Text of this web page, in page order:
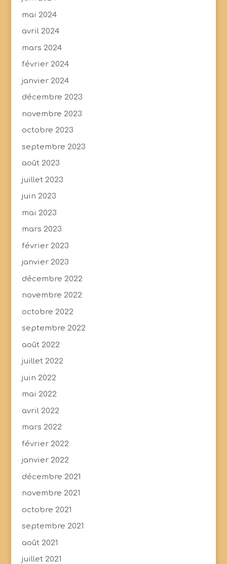
mai 2024
avril 2024
mars 2024
février 2024
janvier 2024
décembre 2023
novembre 2023
octobre 2023
septembre 2023
août 2023
juillet 2023
juin 2023
mai 2023
mars 2023
février 2023
janvier 2023
décembre 2022
novembre 2022
octobre 2022
septembre 2022
août 2022
juillet 2022
juin 2022
mai 2022
avril 2022
mars 2022
février 2022
janvier 2022
décembre 2021
novembre 2021
octobre 2021
septembre 2021
août 2021
juillet 2021